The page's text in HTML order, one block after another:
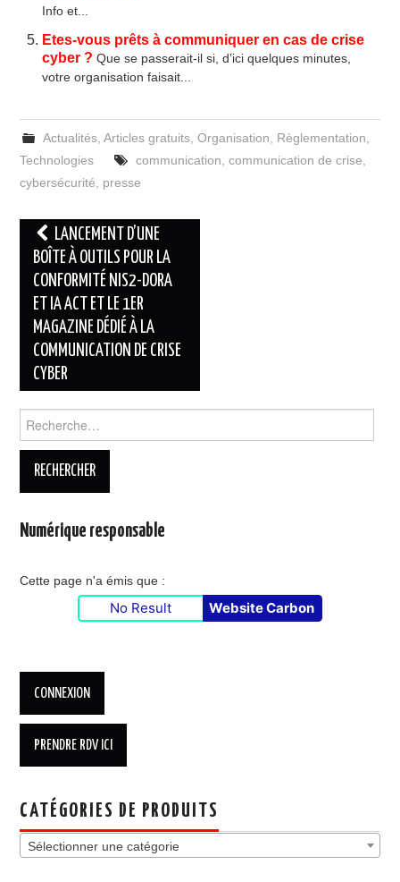
Info et...
Etes-vous prêts à communiquer en cas de crise
cyber ? Que se passerait-il si, d’ici quelques minutes,
votre organisation faisait...
Actualités, Articles gratuits, Organisation Règlementation
Technologies
communication communication de crise
cybersécurité
presse
Navigation
des
articles
LANCEMENT D’UNE
BOÎTE À OUTILS POUR LA
CONFORMITÉ NIS2-DORA
ET IA ACT ET LE 1ER
MAGAZINE DÉDIÉ À LA
COMMUNICATION DE CRISE
CYBER
Numérique responsable
Cette page n'a émis que :
No Result Website Carbon
CATÉGORIES DE PRODUITS
Sélectionner une catégorie